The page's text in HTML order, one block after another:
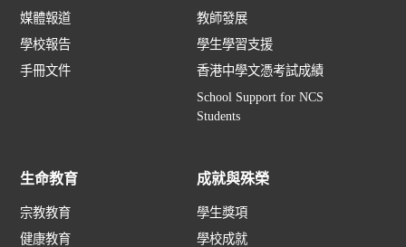
媒體報道
學校報告
手冊文件
教師發展
學生學習支援
香港中學文憑考試成績
School Support for NCS
Students
生命教育
宗教教育
健康教育
成就與殊榮
學生獎項
學校成就